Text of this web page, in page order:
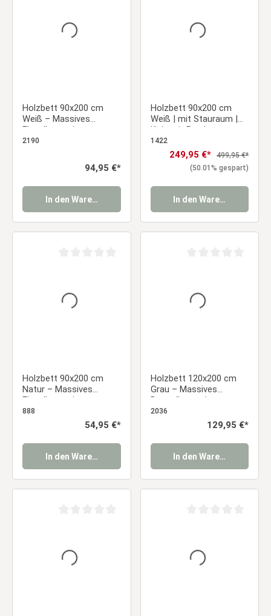
Holzbett 90x200 cm
Weiß – Massives
Einzelbett mit
Lattenrost für Kinder-,
2190
Regulärer Preis:
94,95 €*
In den Warenkorb
Holzbett 90x200 cm
Weiß | mit Stauraum |
Koje mit Bettkasten
|mit Lattenrost | Kind
Jugend Gast
Schlafzimmer
1422
Verkaufspreis:
249,95 €* Regulärer Preis:
499,95 €*
(50.01% gespart)
In den Warenkorb
Holzbett 90x200 cm
Natur – Massives
Einzelbett mit
Lattenrost für
Schlafzimmer
888
Regulärer Preis:
54,95 €*
In den Warenkorb
Holzbett 120x200 cm
Grau – Massives
Doppelbett mit
Lattenrost für Kinder-,
Jugend- & Gästezimmer
2036
Regulärer Preis:
129,95 €*
In den Warenkorb